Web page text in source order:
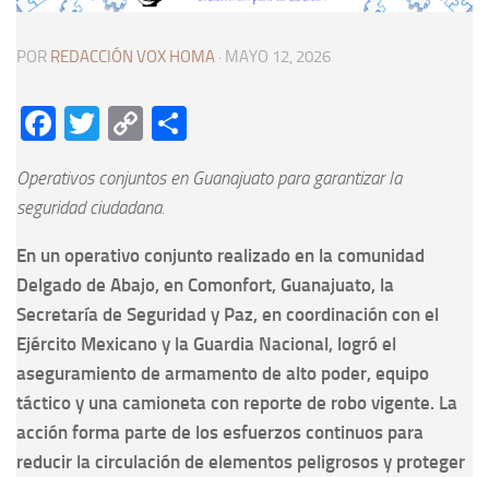
POR REDACCIÓN VOX HOMA · MAYO 12, 2026
Facebook
Twitter
Copy
Operativos conjuntos en Guanajuato para garantizar la
seguridad ciudadana.
En un operativo conjunto realizado en la comunidad
Delgado de Abajo, en Comonfort, Guanajuato, la
Secretaría de Seguridad y Paz, en coordinación con el
Ejército Mexicano y la Guardia Nacional, logró el
aseguramiento de armamento de alto poder, equipo
táctico y una camioneta con reporte de robo vigente. La
acción forma parte de los esfuerzos continuos para
reducir la circulación de elementos peligrosos y proteger